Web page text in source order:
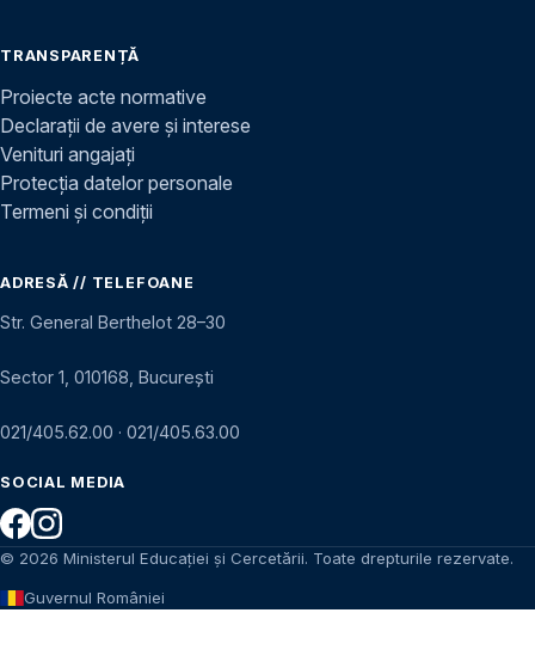
TRANSPARENȚĂ
Proiecte acte normative
Declarații de avere și interese
Venituri angajați
Protecția datelor personale
Termeni și condiții
ADRESĂ // TELEFOANE
Str. General Berthelot 28–30
Sector 1, 010168, București
021/405.62.00 · 021/405.63.00
SOCIAL MEDIA
© 2026 Ministerul Educației și Cercetării. Toate drepturile rezervate.
Guvernul României